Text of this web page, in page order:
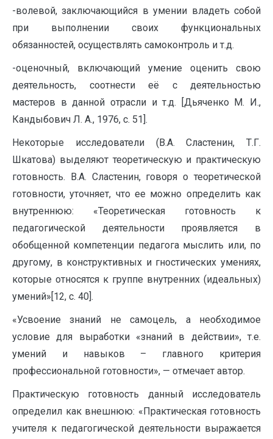
-волевой, заключающийся в умении владеть собой
при выполнении своих функциональных
обязанностей, осуществлять самоконтроль и т.д.
-оценочный, включающий умение оценить свою
деятельность, соотнести её с деятельностью
мастеров в данной отрасли и т.д. [Дьяченко М. И.,
Кандыбович Л. А., 1976, с. 51].
Некоторые исследователи (В.А. Сластенин, Т.Г.
Шкатова) выделяют теоретическую и практическую
готовность. В.А. Сластенин, говоря о теоретической
готовности, уточняет, что ее можно определить как
внутреннюю: «Теоретическая готовность к
педагогической деятельности проявляется в
обобщенной компетенции педагога мыслить или, по
другому, в конструктивных и гностических умениях,
которые относятся к группе внутренних (идеальных)
умений»[12, с. 40].
«Усвоение знаний не самоцель, а необходимое
условие для выработки «знаний в действии», т.е.
умений и навыков – главного критерия
профессиональной готовности», — отмечает автор.
Практическую готовность данный исследователь
определил как внешнюю: «Практическая готовность
учителя к педагогической деятельности выражается